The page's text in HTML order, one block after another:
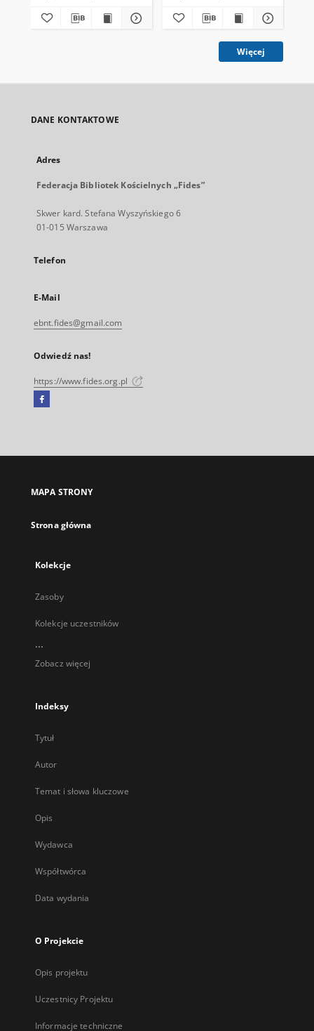
Więcej
DANE KONTAKTOWE
Adres
Federacja Bibliotek Kościelnych „Fides”
Skwer kard. Stefana Wyszyńskiego 6
01-015 Warszawa
Telefon
E-Mail
ebnt.fides@gmail.com
Odwiedź nas!
https://www.fides.org.pl
Facebook
się
karcie
MAPA STRONY
Strona główna
Kolekcje
Zasoby
Kolekcje uczestników
...
Zobacz więcej
Indeksy
Tytuł
Autor
Temat i słowa kluczowe
Opis
Wydawca
Współtwórca
Data wydania
O Projekcie
Opis projektu
Uczestnicy Projektu
Informacje techniczne